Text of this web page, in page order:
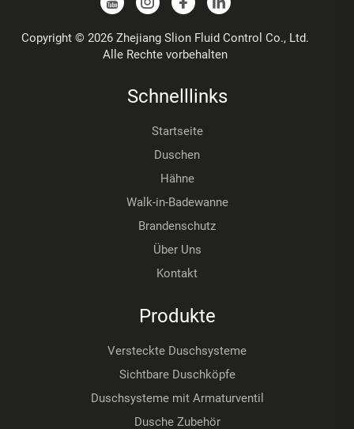
Copyright © 2026 Zhejiang Slion Fluid Control Co., Ltd.
Alle Rechte vorbehalten
Schnelllinks
Startseite
Duschen
Hähne
Walk-in-Badewanne
Brandenschutz
Über Uns
Kontakt
Produkte
Versteckte Duschsysteme
Sichtbare Duschköpfe
Duschsysteme mit Armaturventil
Dusche Zubehör